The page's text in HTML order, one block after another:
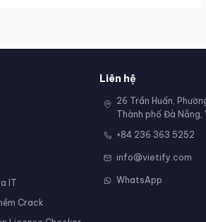
IT
Crack
Liên hệ
26 Trần Huấn,
Thành phố Đà Nẵng,
+84 236 363 5252
info@vietify.com
WhatsApp